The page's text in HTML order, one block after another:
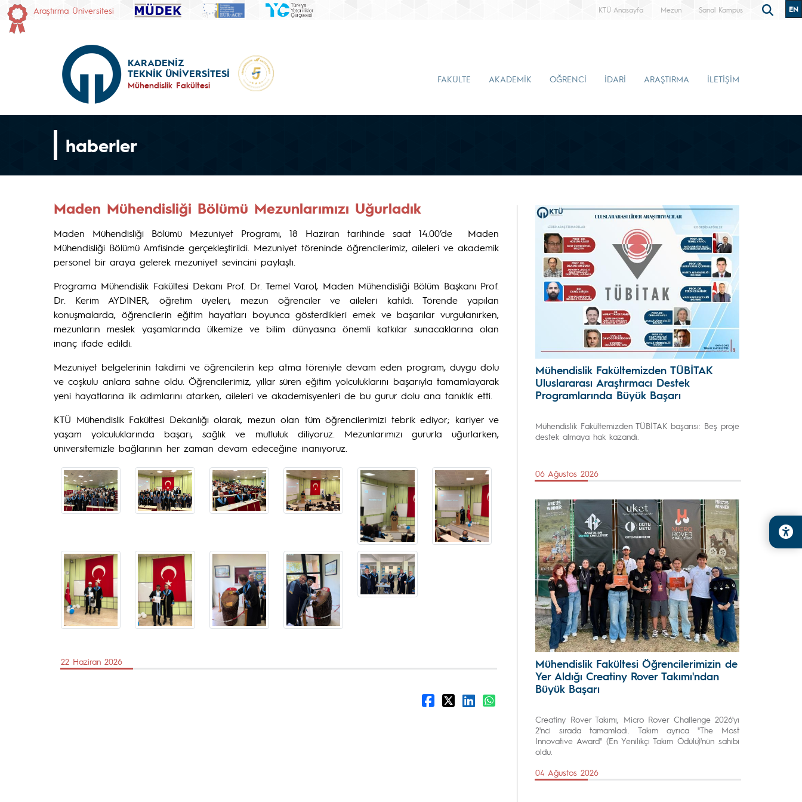
Araştırma Üniversitesi KTÜ Anasayfa Mezun Sanal Kampüs EN
KARADENİZ
TEKNİK ÜNİVERSİTESİ
Mühendislik Fakültesi
FAKÜLTE AKADEMİK ÖĞRENCİ İDARİ ARAŞTIRMA İLETİŞİM
haberler
Maden Mühendisliği Bölümü Mezunlarımızı Uğurladık
Maden Mühendisliği Bölümü Mezuniyet Programı, 18 Haziran tarihinde saat 14.00’de Maden
Mühendisliği Bölümü Amfisinde gerçekleştirildi. Mezuniyet töreninde öğrencilerimiz, aileleri ve akademik
personel bir araya gelerek mezuniyet sevincini paylaştı.
Programa Mühendislik Fakültesi Dekanı Prof. Dr. Temel Varol, Maden Mühendisliği Bölüm Başkanı Prof.
Dr. Kerim AYDINER, öğretim üyeleri, mezun öğrenciler ve aileleri katıldı. Törende yapılan
konuşmalarda, öğrencilerin eğitim hayatları boyunca gösterdikleri emek ve başarılar vurgulanırken,
mezunların meslek yaşamlarında ülkemize ve bilim dünyasına önemli katkılar sunacaklarına olan
inanç ifade edildi.
Mezuniyet belgelerinin takdimi ve öğrencilerin kep atma töreniyle devam eden program, duygu dolu
ve coşkulu anlara sahne oldu. Öğrencilerimiz, yıllar süren eğitim yolculuklarını başarıyla tamamlayarak
yeni hayatlarına ilk adımlarını atarken, aileleri ve akademisyenleri de bu gurur dolu ana tanıklık etti.
KTÜ Mühendislik Fakültesi Dekanlığı olarak, mezun olan tüm öğrencilerimizi tebrik ediyor; kariyer ve
yaşam yolculuklarında başarı, sağlık ve mutluluk diliyoruz. Mezunlarımızı gururla uğurlarken,
üniversitemizle bağlarının her zaman devam edeceğine inanıyoruz.
22 Haziran 2026
Mühendislik Fakültemizden TÜBİTAK
Uluslararası Araştırmacı Destek
Programlarında Büyük Başarı
Mühendislik Fakültemizden TÜBİTAK başarısı: Beş proje
destek almaya hak kazandı.
06 Ağustos 2026
Mühendislik Fakültesi Öğrencilerimizin de
Yer Aldığı Creatiny Rover Takımı'ndan
Büyük Başarı
Creatiny Rover Takımı, Micro Rover Challenge 2026'yı
2'nci sırada tamamladı. Takım ayrıca "The Most
Innovative Award" (En Yenilikçi Takım Ödülü)'nün sahibi
oldu.
04 Ağustos 2026